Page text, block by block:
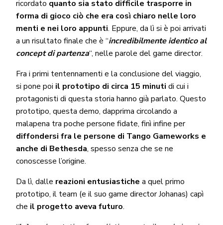
ricordato quanto sia stato difficile trasporre in
forma di gioco ciò che era così chiaro nelle loro
menti e nei loro appunti. Eppure, da lì si è poi arrivati
a un risultato finale che è “incredibilmente identico al
concept di partenza“, nelle parole del game director.
Fra i primi tentennamenti e la conclusione del viaggio,
si pone poi il prototipo di circa 15 minuti di cui i
protagonisti di questa storia hanno già parlato. Questo
prototipo, questa demo, dapprima circolando a
malapena tra poche persone fidate, finì infine per
diffondersi fra le persone di Tango Gameworks e
anche di Bethesda, spesso senza che se ne
conoscesse l’origine.
Da lì, dalle reazioni entusiastichea quel primo
prototipo, il team (e il suo game director Johanas) capì
che il progetto aveva futuro.